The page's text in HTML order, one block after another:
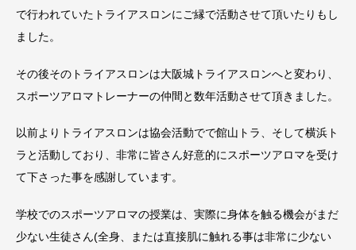
で行われていたトライアスロンにご縁で活動させて頂いたりもし
ました。
その後そのトライアスロンは大阪城トライアスロンへと変わり、
スポーツアロマトレーナーの仲間と数年活動させて頂きました。
以前よりトライアスロンは協会活動でで館山トラ、そして横浜ト
ラと活動しており、非常に皆さん好意的にスポーツアロマを受け
て下さった事を感謝しています。
学校でのスポーツアロマの授業は、実際に身体を触る機会がまだ
少ない生徒さん(全身、または直接肌に触れる事は非常に少ない